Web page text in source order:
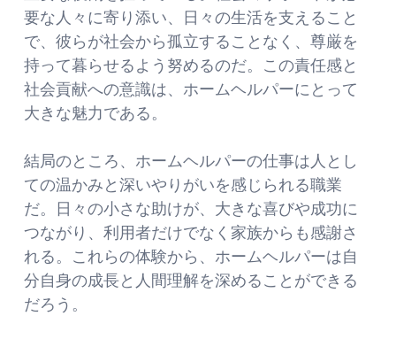
要な人々に寄り添い、日々の生活を支えること
で、彼らが社会から孤立することなく、尊厳を
持って暮らせるよう努めるのだ。この責任感と
社会貢献への意識は、ホームヘルパーにとって
大きな魅力である。
結局のところ、ホームヘルパーの仕事は人とし
ての温かみと深いやりがいを感じられる職業
だ。日々の小さな助けが、大きな喜びや成功に
つながり、利用者だけでなく家族からも感謝さ
れる。これらの体験から、ホームヘルパーは自
分自身の成長と人間理解を深めることができる
だろう。